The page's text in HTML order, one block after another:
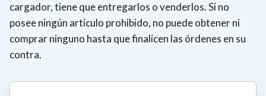
cargador, tiene que entregarlos o venderlos. Si no
posee ningún artículo prohibido, no puede obtener ni
comprar ninguno hasta que finalicen las órdenes en su
contra.